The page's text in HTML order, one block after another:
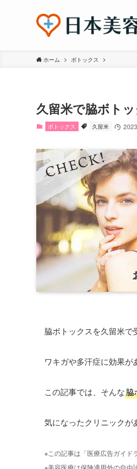
ホーム ボトックス
久留米で脇ボト
ボトックス 久留米
脇ボトックスを久留米で
ワキガや多汗症に効果が
この記事では、そんな脇
気になったクリニックが
※この記事は「医療広告ガイド
※美容医療は保険適用外の自由